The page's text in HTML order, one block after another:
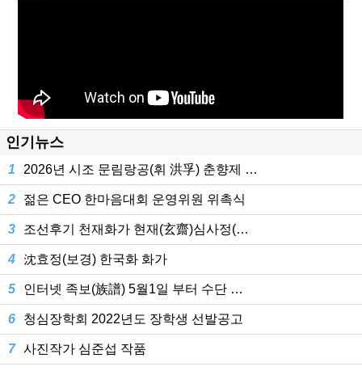
인기뉴스
1 2026년 시조 문림랑공(휘 洪孚) 춘향제 …
2 젊은 CEO 한마음대회 운영위원 위촉식
3 조선후기 천재화가 현재(玄齋)심사정(…
4 沈효정(보경) 한국화 화가
5 인터넷 족보(族譜) 5월1일 부터 수단 …
6 청심장학회 2022년도 장학생 선발공고
7 사진작가 심준섭 작품